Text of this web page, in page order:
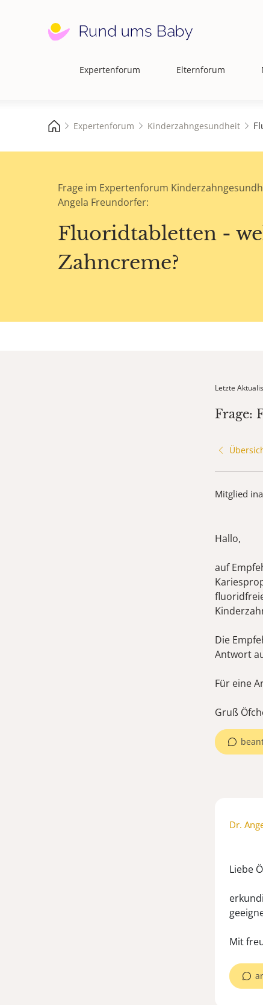
Hauptnavigation
Expertenforum Elternforum
Expertenforum Kinderzahngesundheit
Frage im Expertenforum
Angela Freundorfer:
Fluoridtabletten -
Zahncreme?
Letzte
Frage:
Mitglied
Hallo,
auf
Die
Antwort
Für eine
Gruß
Dr.
Liebe
Mit